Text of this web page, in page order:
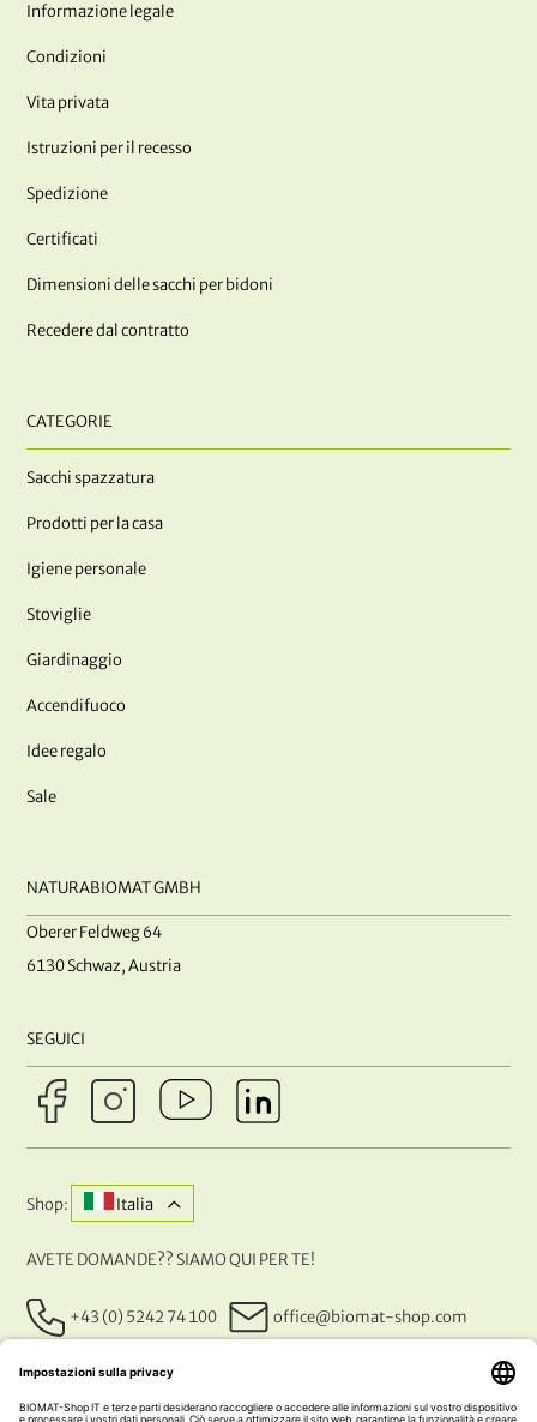
Informazione legale
Condizioni
Vita privata
Istruzioni per il recesso
Spedizione
Certificati
Dimensioni delle sacchi per bidoni
Recedere dal contratto
CATEGORIE
Sacchi spazzatura
Prodotti per la casa
Igiene personale
Stoviglie
Giardinaggio
Accendifuoco
Idee regalo
Sale
NATURABIOMAT GMBH
Oberer Feldweg 64
6130 Schwaz, Austria
SEGUICI
Shop: Italia
AVETE DOMANDE?? SIAMO QUI PER TE!
+43 (0) 5242 74 100 office@biomat-shop.com
I NOSTRI METODI DI PAGAMENTO